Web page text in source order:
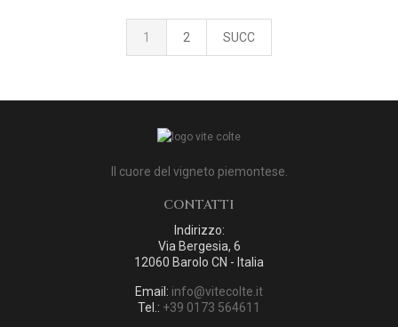
1 2 SUCC
Il cuore del vigneto piemontese.
CONTATTI
Indirizzo:
Via Bergesia, 6
12060 Barolo CN - Italia
Email: info@vitecolte.it
Tel.: +39 0173 564611